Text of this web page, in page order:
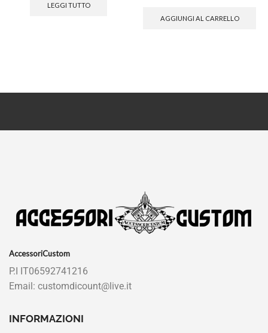
LEGGI TUTTO
AGGIUNGI AL CARRELLO
AccessoriCustom
P.I IT06592741216
Email: customdicount@live.it
INFORMAZIONI